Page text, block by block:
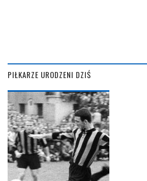
PIŁKARZE URODZENI DZIŚ